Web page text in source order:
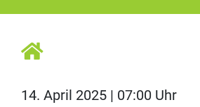
14. April 2025 | 07:00 Uhr